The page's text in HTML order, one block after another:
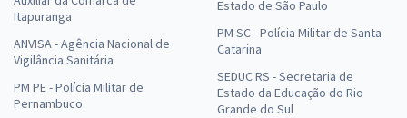
Itapuranga
ANVISA - Agência Nacional de
Vigilância Sanitária
PM PE - Polícia Militar de
Pernambuco
Estado de São Paulo
PM SC - Polícia Militar de Santa
Catarina
SEDUC RS - Secretaria de
Estado da Educação do Rio
Grande do Sul